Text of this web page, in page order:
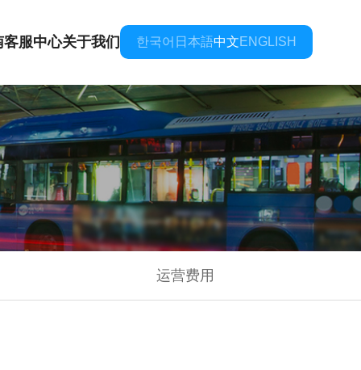
客服中心关于我们 한국어 日本語中文ENGLISH
运营费用